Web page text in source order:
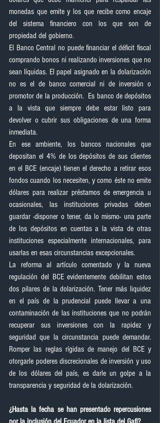
monedas que emite y los que recibe como encaje
del sistema financiero con los que son de
propiedad del gobierno.
El Banco Central no puede financiar el déficit fiscal
comprando bonos ni realizando inversiones que no
sean líquidas. El papel asignado en la dolarización
no es el de banco comercial ni de inversión o
promotor de la producción.  Es banco de depósitos
a la vista que siempre debe estar listo para
devolver o cubrir sus obligaciones de una forma
inmediata.
En ese ambiente, los bancos nacionales que
depositan el 4% de los depósitos de sus clientes
en el BCE (encaje) tienen el derecho a retirar esos
fondos cuando los necesiten, y como éste no emite
dólares para realizar préstamos de emergencia u
ocasionales, las instituciones privadas deben
guardar -disponer o tener, da lo mismo- una parte
de los depósitos en cuentas a la vista de otras
instituciones especialmente internacionales, para
usarlas en esas circunstancias excepcionales.
La reforma al artículo comentado y la nueva
regulación del BCE evidentemente debilitan estos
dos pilares de la dolarización. Tener más liquidez
en el país de la prudencial puede llevar a una
contaminación de las instituciones que no podrán
recuperar sus inversiones con la rapidez y
seguridad que la circunstancia puede demandar.
Romper las reglas rígidas de manejo del BCE y
otorgarle poderes discrecionales de inversión y uso
de los dólares del país, es darle un golpe a la
transparencia y seguridad de la dolarización.
¿Hasta la fecha se han presentado repercusiones